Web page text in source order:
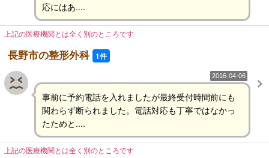
応にはあ....
上記の医療機関とは全く別のところです
長野市の整形外科 1件
2016-04-06
事前に予約電話を入れましたが最終受付時間前にも
関わらず断られました。電話対応も丁寧ではなかっ
たためと....
上記の医療機関とは全く別のところです